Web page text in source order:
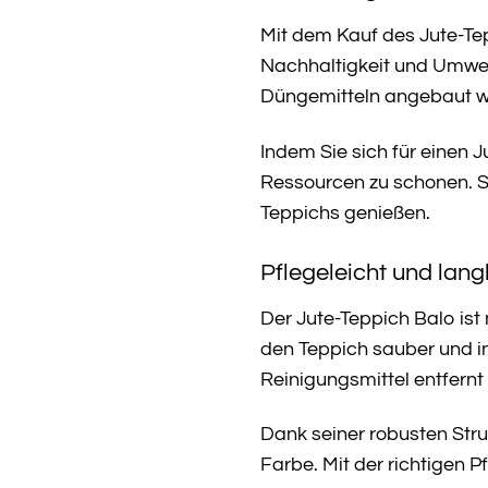
Mit dem Kauf des Jute-
Nachhaltigkeit und
Düngemitteln angebaut
Indem Sie sich für einen
Ressourcen zu schonen.
Teppichs genießen.
Pflegeleicht und
Der Jute-Teppich Balo
den Teppich sauber und
Reinigungsmittel entfernt
Dank seiner robusten
Farbe. Mit der richtigen